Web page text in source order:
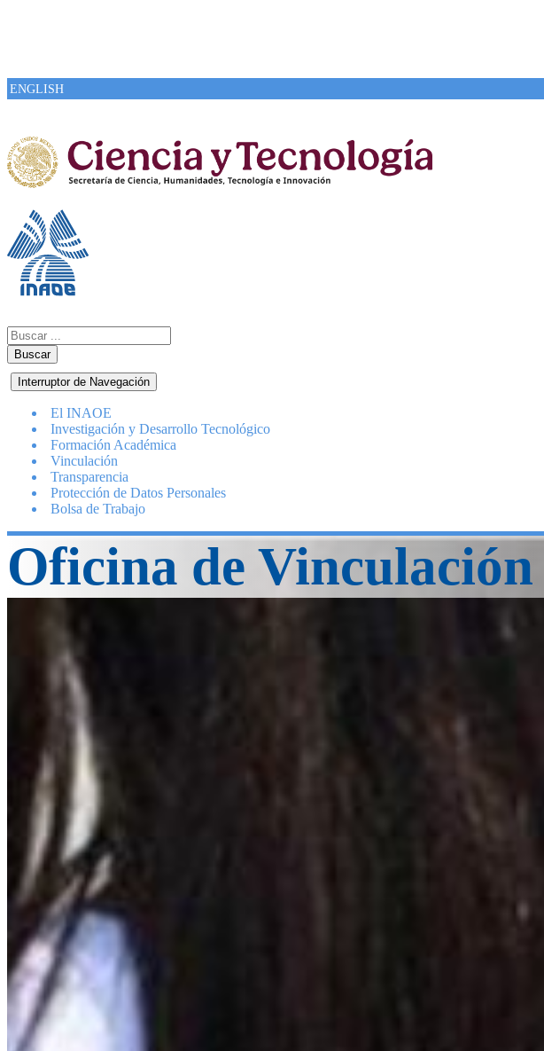
ENGLISH
Buscar
Interruptor de Navegación
El INAOE
Investigación y Desarrollo Tecnológico
Formación Académica
Vinculación
Transparencia
Protección de Datos Personales
Bolsa de Trabajo
Oficina de Vinculación